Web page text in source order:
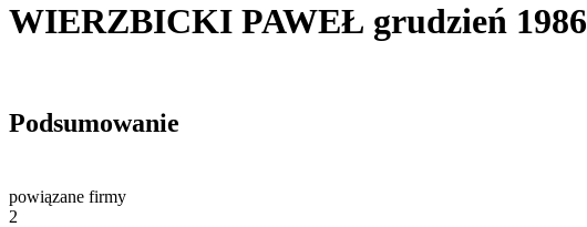
WIERZBICKI PAWEŁ grudzień 1986
Podsumowanie
powiązane firmy
2